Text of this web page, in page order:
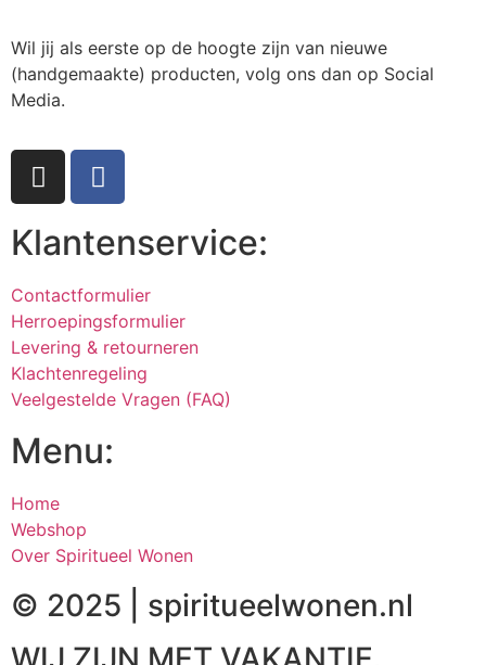
Wil jij als eerste op de hoogte zijn van nieuwe
(handgemaakte) producten, volg ons dan op Social
Media.
Klantenservice:
Contactformulier
Herroepingsformulier
Levering & retourneren
Klachtenregeling
Veelgestelde Vragen (FAQ)
Menu:
Home
Webshop
Over Spiritueel Wonen
© 2025 | spiritueelwonen.nl